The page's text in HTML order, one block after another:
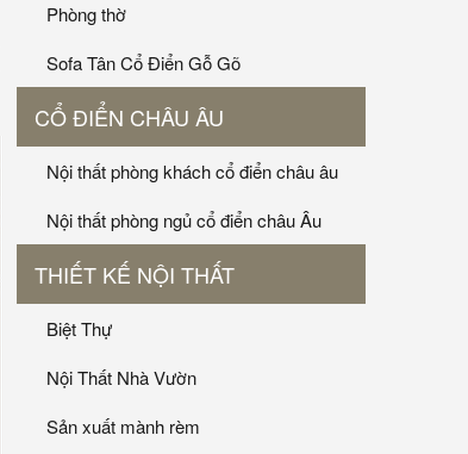
Phòng thờ
Sofa Tân Cổ Điển Gỗ Gõ
CỔ ĐIỂN CHÂU ÂU
Nội thất phòng khách cổ điển châu âu
Nội thất phòng ngủ cổ điển châu Âu
THIẾT KẾ NỘI THẤT
Biệt Thự
Nội Thất Nhà Vườn
Sản xuất mành rèm